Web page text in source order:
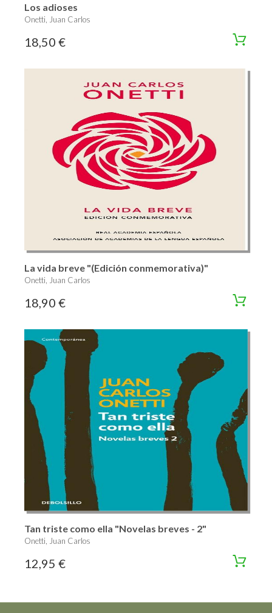
Los adioses
Onetti, Juan Carlos
18,50 €
La vida breve "(Edición conmemorativa)"
Onetti, Juan Carlos
18,90 €
Tan triste como ella "Novelas breves - 2"
Onetti, Juan Carlos
12,95 €